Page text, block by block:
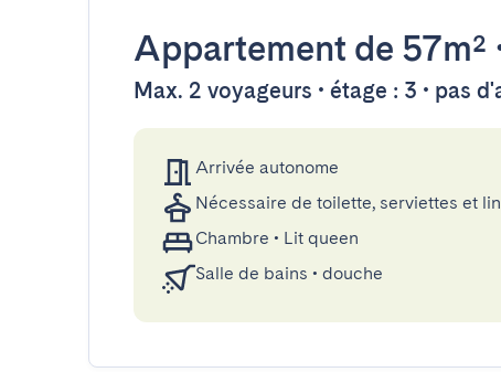
Appartement de 57m²
Max. 2 voyageurs • étage : 3 • pas
Arrivée autonome
Nécessaire de toilette, serviettes et
Chambre • Lit queen
Salle de bains • douche